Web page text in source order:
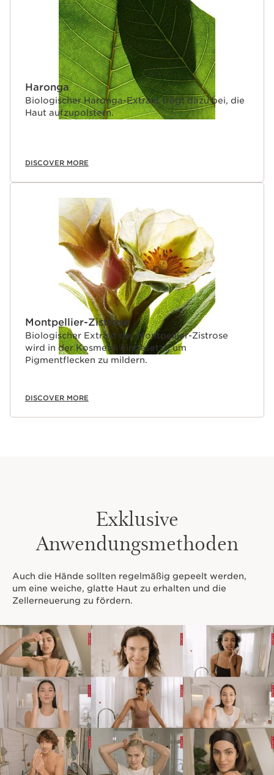
Haronga
Biologischer Haronga-Extrakt trägt dazu bei, die
Haut aufzupolstern.
DISCOVER MORE
Montpellier-Zistrose
Biologischer Extrakt der Montpellier-Zistrose
wird in der Kosmetik eingesetzt, um
Pigmentflecken zu mildern.
DISCOVER MORE
Exklusive
Anwendungsmethoden
Auch die Hände sollten regelmäßig gepeelt werden,
um eine weiche, glatte Haut zu erhalten und die
Zellerneuerung zu fördern.